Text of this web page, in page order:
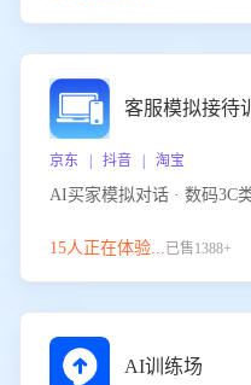
客服模拟接待
京东 | 抖音 | 淘宝
AI买家模拟对话 · 数码3C
15人正在体验...已售1388+
AI训练场